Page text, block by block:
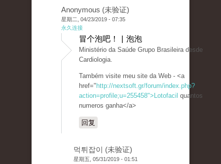
Anonymous (未验证)
星期二, 04/23/2019 - 07:35
永久连接
冒个泡吧！ | 泡泡
Ministério da Saúde Grupo Brasileira desde
Cardiologia.
Também visite meu site da Web - <a
href=" http://nextsoft.gr/forum/index.php?
action=profile;u=255458">Lotofacil quantos
numeros ganha</a>
回复
먹튀잡이 (未验证)
星期五, 05/31/2019 - 01:51